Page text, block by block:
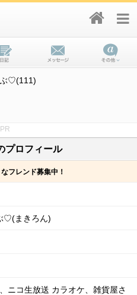
ぶ♡(111)
PR
プロフィール
なフレンド募集中！
♡(まきろん)
ニコ生放送 カラオケ、雑貨屋さ